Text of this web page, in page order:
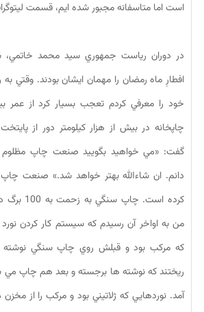
است اما متاسفانه مجبور شده ايم، قسمت
در دوران رياست جمهوري سيد محمد
افطارِ ماه رمضان را مهمان ايشان بودند. وقتي
چاپخانه در بيش از هزار كيلومتر دور از
گفت: «مي خواهيد بگوييد صنعت چاپ
دانم. ان شاءالله بهتر خواهد شد.» صنعت
كرده است.
من به اواخر آن رسيدم كه سيستم كار كردن
كه مركب بود و قبلش روي چاپ سنگي
ريختند كه نوشته ها برجسته و بعد هم چاپ
آمد. نوردهايي كه ژلاتيني بود و مركب را از